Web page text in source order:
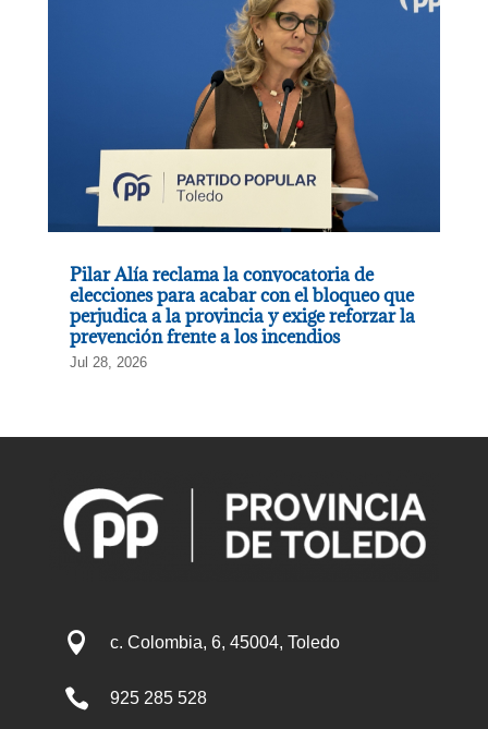
Pilar Alía reclama la convocatoria de
elecciones para acabar con el bloqueo que
perjudica a la provincia y exige reforzar la
prevención frente a los incendios
Jul 28, 2026
 c. Colombia, 6, 45004, Toledo
 925 285 528